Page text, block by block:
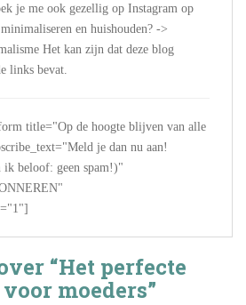
je me ook gezellig op Instagram op
en huishouden? ->
Het kan zijn dat deze blog
links bevat.
title="Op de hoogte blijven van alle
je dan nu aan!
beloof: geen spam!)"
“Het perfecte
moeders”